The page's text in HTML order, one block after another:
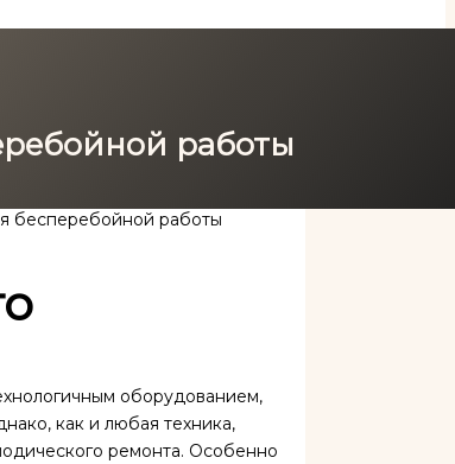
работы
бесперебойной работы
оборудованием,
как и любая техника,
ремонта. Особенно